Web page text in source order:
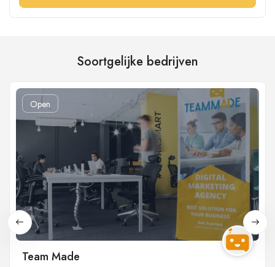
Soortgelijke bedrijven
Open
Team Made